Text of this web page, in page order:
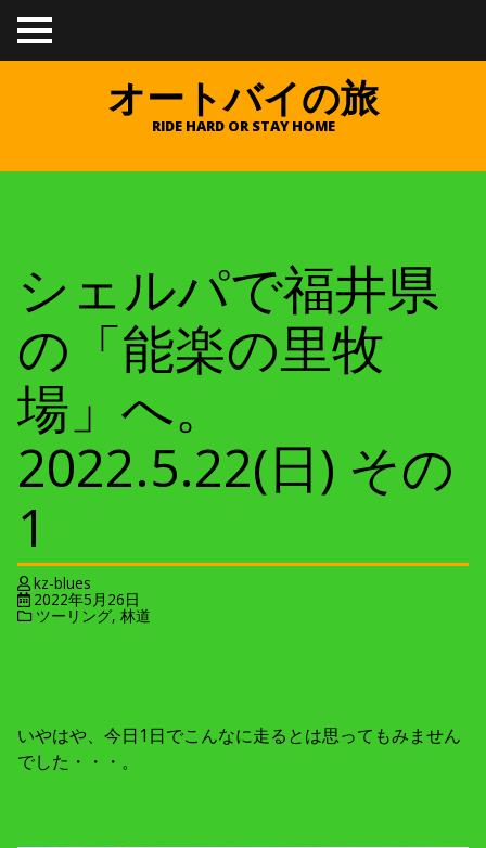
TO
GGL
オートバイの旅
RIDE HARD OR STAY HOME
シェルパで福井県
の「能楽の里牧
場」へ。
2022.5.22(日) その
1
kz-blues
2022年5月26日
ツーリング,林道
いやはや、今日1日でこんなに走るとは思ってもみません
でした・・・。